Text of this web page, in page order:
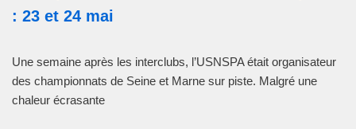
: 23 et 24 mai
Une semaine après les interclubs, l’USNSPA était organisateur
des championnats de Seine et Marne sur piste. Malgré une
chaleur écrasante